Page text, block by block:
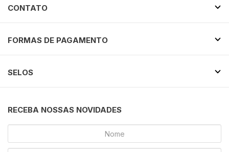
CONTATO
FORMAS DE PAGAMENTO
SELOS
RECEBA NOSSAS NOVIDADES